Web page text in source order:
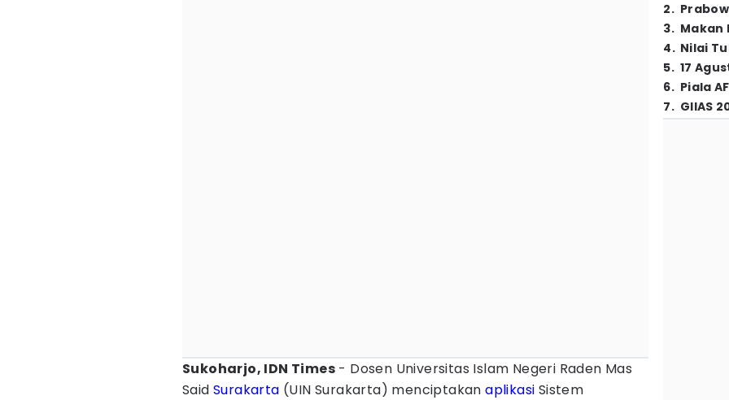
Sukoharjo, IDN Times - Dosen Universitas Islam Negeri Raden Mas
Said Surakarta (UIN Surakarta) menciptakanaplikasi Sistem
2.
3. Makan
4. Nilai
5. 17
6. Piala
7. GIIAS